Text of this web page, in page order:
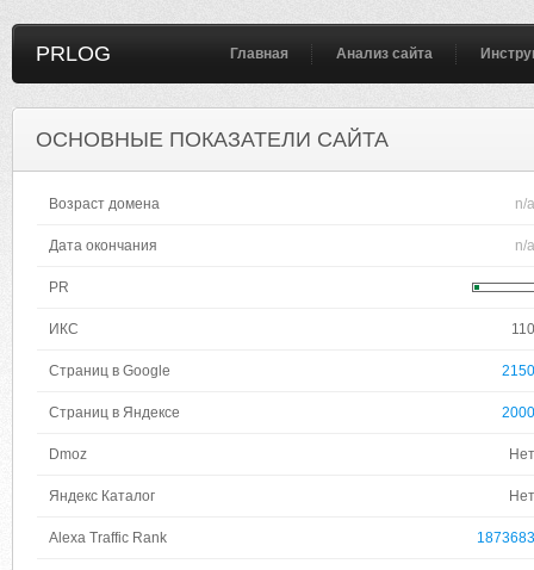
PRLOG Главная Анализ сайта
ОСНОВНЫЕ ПОКАЗАТЕЛИ САЙТА
Возраст домена n/a
Дата окончания n/a
PR
ИКС 110
Страниц в Google 2150
Страниц в Яндексе 2000
Dmoz Нет
Яндекс Каталог Нет
Alexa Traffic Rank 1873683